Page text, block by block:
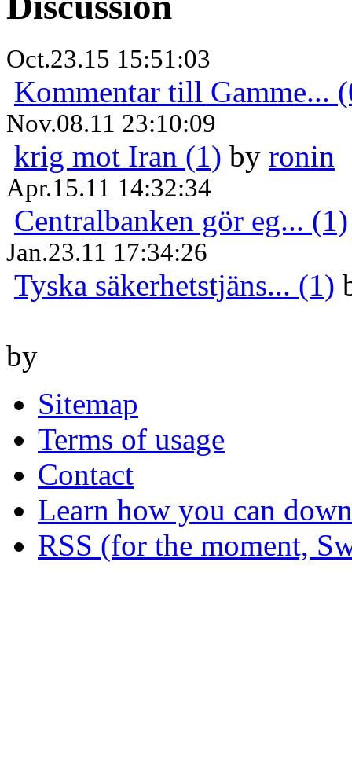
Oct.23.15 15:51:03
Kommentar till Gamme...
Nov.08.11 23:10:09
krig mot Iran (1) by ronin
Apr.15.11 14:32:34
Centralbanken gör eg... (1)
Jan.23.11 17:34:26
Tyska säkerhetstjäns... (1)
by
Sitemap
Terms of usage
Contact
Learn how you can
RSS (for the moment,